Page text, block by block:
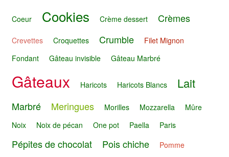
Coeur Cookies Crème dessert Crèmes
Crevettes Croquettes Crumble
Filet Mignon
Fondant
Gâteau invisible Gâteau Marbré
Gâteaux Haricots Haricots Blancs Lait
Marbré Meringues Morilles Mozzarella
Mûre
Noix
Noix de pécan One pot Paella Paris
Pépites de chocolat Pois chiche Pomme